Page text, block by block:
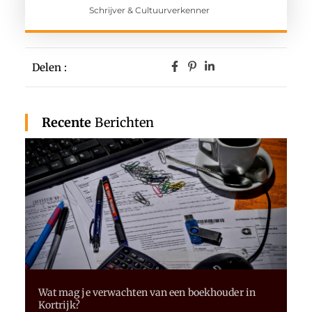
Schrijver & Cultuurverkenner
Delen :
Recente Berichten
Wat mag je verwachten van een boekhouder in
Kortrijk?